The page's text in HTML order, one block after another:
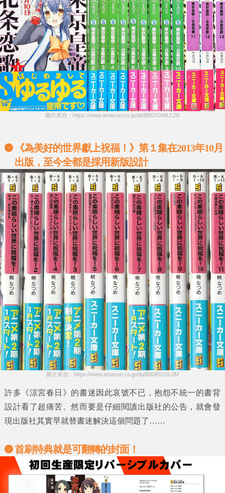
圖片來自：https://www.amazon.co.jp/dp/B00JOWLC2K
《為美好的世界獻上祝福！ 》第１集在2013年10月
出版，至今全都是採用新版設計
圖片來自：https://www.amazon.co.jp/dp/B00IROSL0M
許多 《涼宮春日》 的書迷因此哀號不已，抱怨不統一的書背
設計看了超痛苦。然而要是仔細閱讀出版社的公告，就會發
現出版社其實早就替書迷解決這個問題了……
首刷特典就是可翻轉的封面！